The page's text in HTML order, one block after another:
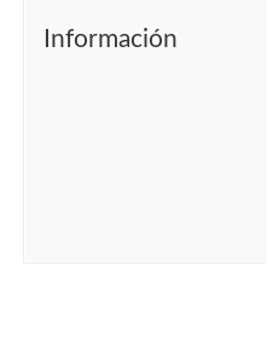
Información